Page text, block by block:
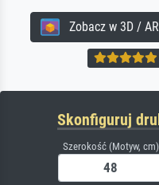
Zobacz w 3D / AR
Skonfiguruj
Szerokość (Motyw, cm)